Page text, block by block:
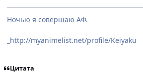
Ночью я совершаю АФ.
_http://myanimelist.net/profile/Keiyaku
Цитата